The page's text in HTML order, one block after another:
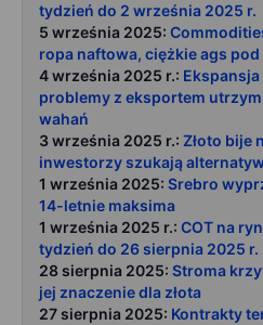
tydzień do 2 września 2025 r.
5 września 2025:
ropa naftowa, ciężkie ags pod
4 września 2025 r.:
problemy z eksportem
wahań
3 września 2025 r.: Złoto bije
inwestorzy szukają
1 września 2025: Srebro
14-letnie maksima
1 września 2025 r.: COT na
tydzień do 26 sierpnia 2025 r.
28 sierpnia 2025: Stroma
jej znaczenie dla złota
27 sierpnia 2025: Kontrakty